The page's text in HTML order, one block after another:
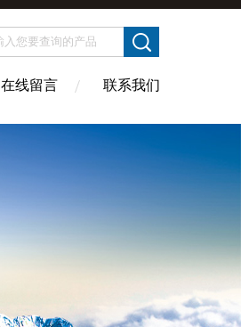
在线留言 联系我们